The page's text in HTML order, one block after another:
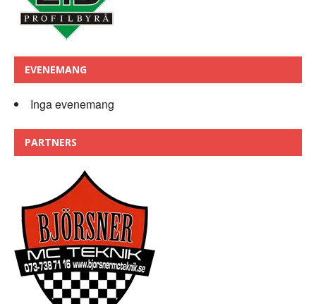
EVENEMANG
Inga evenemang
PARTNERS